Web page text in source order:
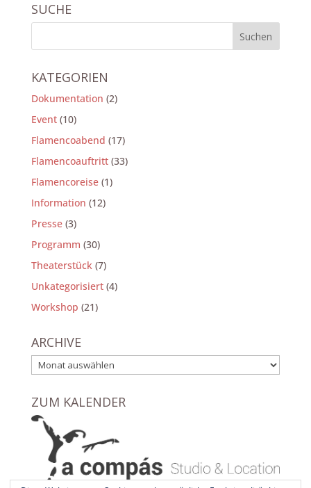
SUCHE
KATEGORIEN
Dokumentation (2)
Event(10)
Flamencoabend (17)
Flamencoauftritt(33)
Flamencoreise(1)
Information (12)
Presse(3)
Programm (30)
Theaterstück(7)
Unkategorisiert(4)
Workshop (21)
ARCHIVE
Archive
ZUM KALENDER